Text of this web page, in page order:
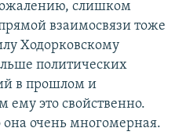
слишком
взаимосвязи тоже
Ходорковскому
политических
в прошлом и
это свойственно.
она очень многомерная.